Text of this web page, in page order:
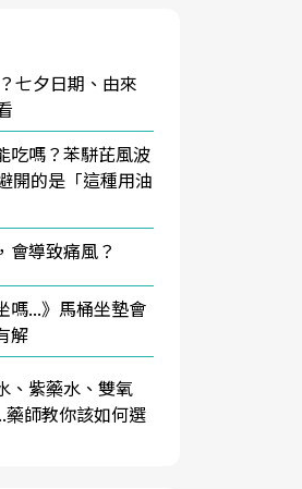
七夕日期、由來
吃嗎？苯駢芘風波
開的是「這種用油
會導致痛風？
嗎...》馬桶坐墊會
解
、紫藥水、雙氧
師教你該如何選